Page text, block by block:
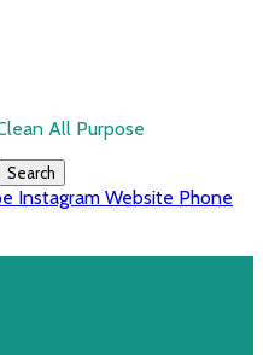
All Purpose
Instagram Website Phone